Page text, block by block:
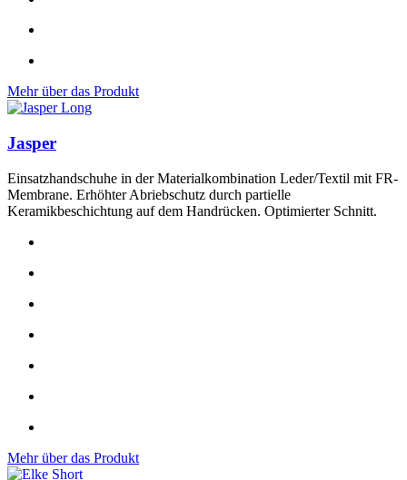
Mehr über das Produkt
Jasper
Einsatzhandschuhe in der Materialkombination Leder/Textil mit FR-
Membrane. Erhöhter Abriebschutz durch partielle
Keramikbeschichtung auf dem Handrücken. Optimierter Schnitt.
Mehr über das Produkt